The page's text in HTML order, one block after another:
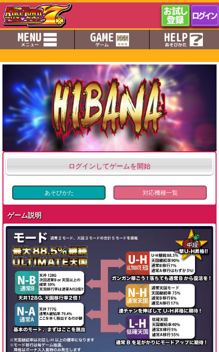
ログインしてゲームを開始
あそびかた 対応機種一覧
ゲーム説明